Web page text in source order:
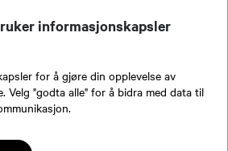
informasjonskapsler
for å gjøre din opplevelse av
Velg "godta alle" for å bidra med data til